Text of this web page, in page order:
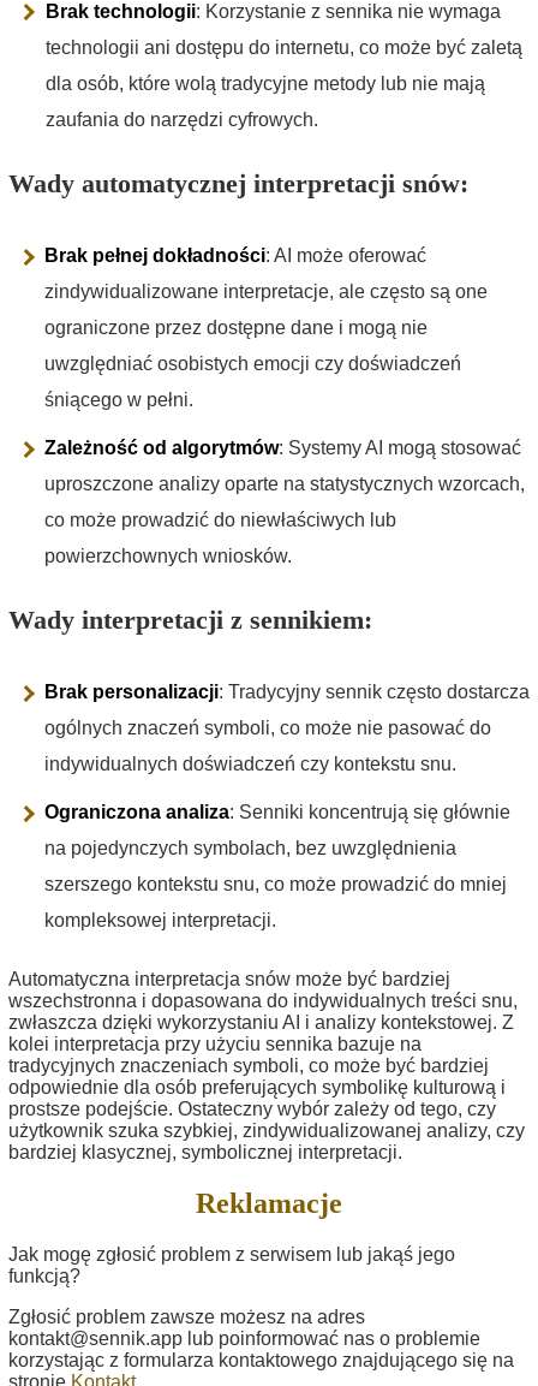
Brak technologii: Korzystanie z sennika nie wymaga
technologii ani dostępu do internetu, co może być zaletą
dla osób, które wolą tradycyjne metody lub nie mają
zaufania do narzędzi cyfrowych.
Wady automatycznej interpretacji snów:
Brak pełnej dokładności: AI może oferować
zindywidualizowane interpretacje, ale często są one
ograniczone przez dostępne dane i mogą nie
uwzględniać osobistych emocji czy doświadczeń
śniącego w pełni.
Zależność od algorytmów: Systemy AI mogą stosować
uproszczone analizy oparte na statystycznych wzorcach,
co może prowadzić do niewłaściwych lub
powierzchownych wniosków.
Wady interpretacji z sennikiem:
Brak personalizacji: Tradycyjny sennik często dostarcza
ogólnych znaczeń symboli, co może nie pasować do
indywidualnych doświadczeń czy kontekstu snu.
Ograniczona analiza: Senniki koncentrują się głównie
na pojedynczych symbolach, bez uwzględnienia
szerszego kontekstu snu, co może prowadzić do mniej
kompleksowej interpretacji.
Automatyczna interpretacja snów może być bardziej
wszechstronna i dopasowana do indywidualnych treści snu,
zwłaszcza dzięki wykorzystaniu AI i analizy kontekstowej. Z
kolei interpretacja przy użyciu sennika bazuje na
tradycyjnych znaczeniach symboli, co może być bardziej
odpowiednie dla osób preferujących symbolikę kulturową i
prostsze podejście. Ostateczny wybór zależy od tego, czy
użytkownik szuka szybkiej, zindywidualizowanej analizy, czy
bardziej klasycznej, symbolicznej interpretacji.
Reklamacje
Jak mogę zgłosić problem z serwisem lub jakąś jego
funkcją?
Zgłosić problem zawsze możesz na adres
kontakt@sennik.app lub poinformować nas o problemie
korzystając z formularza kontaktowego znajdującego się na
stronie Kontakt.